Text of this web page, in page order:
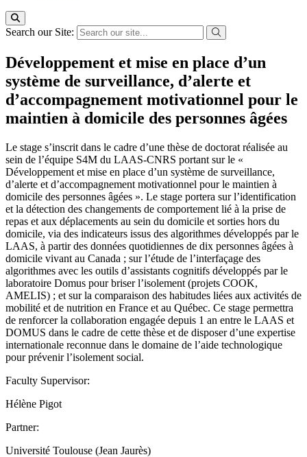
Search our Site:
Développement et mise en place d’un
système de surveillance, d’alerte et
d’accompagnement motivationnel pour le
maintien à domicile des personnes âgées
Le stage s’inscrit dans le cadre d’une thèse de doctorat réalisée au
sein de l’équipe S4M du LAAS-CNRS portant sur le «
Développement et mise en place d’un système de surveillance,
d’alerte et d’accompagnement motivationnel pour le maintien à
domicile des personnes âgées ». Le stage portera sur l’identification
et la détection des changements de comportement lié à la prise de
repas et aux déplacements au sein du domicile et sorties hors du
domicile, via des indicateurs issus des algorithmes développés par le
LAAS, à partir des données quotidiennes de dix personnes âgées à
domicile vivant au Canada ; sur l’étude de l’interfaçage des
algorithmes avec les outils d’assistants cognitifs développés par le
laboratoire Domus pour briser l’isolement (projets COOK,
AMELIS) ; et sur la comparaison des habitudes liées aux activités de
mobilité et de nutrition en France et au Québec. Ce stage permettra
de renforcer la collaboration engagée depuis 1 an entre le LAAS et
DOMUS dans le cadre de cette thèse et de disposer d’une expertise
internationale reconnue dans le domaine de l’aide technologique
pour prévenir l’isolement social.
Faculty Supervisor:
Hélène Pigot
Partner:
Université Toulouse (Jean Jaurès)